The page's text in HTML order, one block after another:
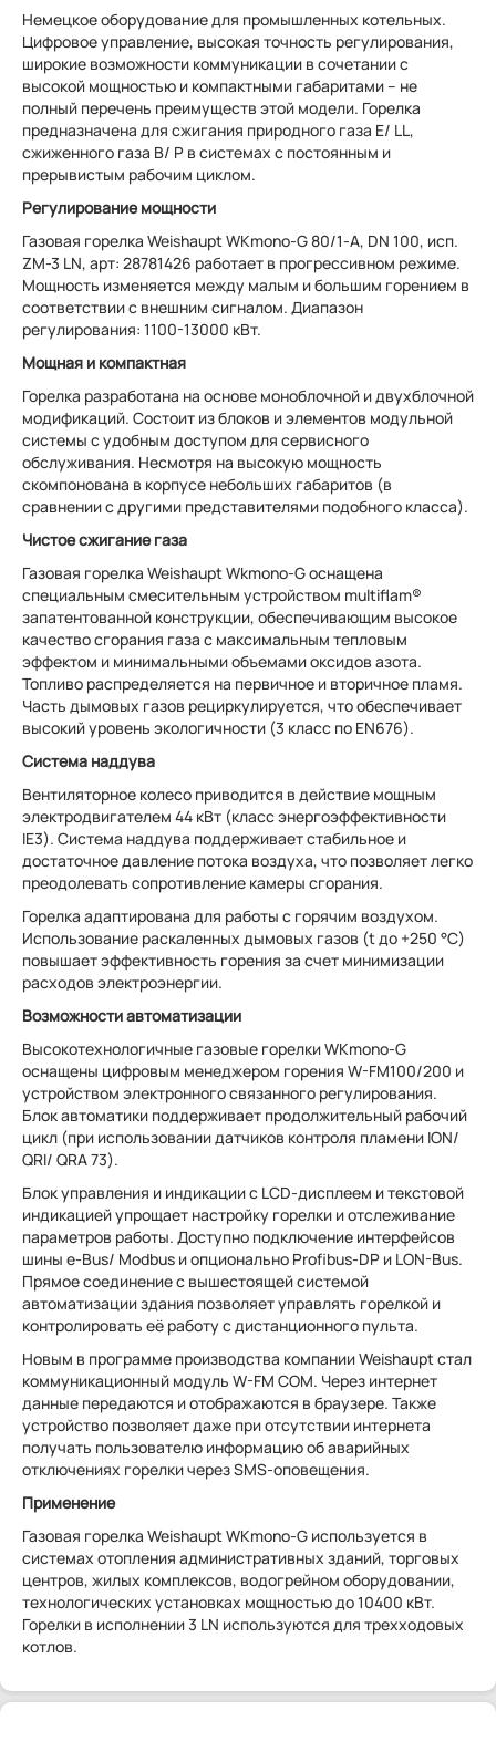
Немецкое оборудование для промышленных котельных.
Цифровое управление, высокая точность регулирования,
широкие возможности коммуникации в сочетании с
высокой мощностью и компактными габаритами – не
полный перечень преимуществ этой модели. Горелка
предназначена для сжигания природного газа E/ LL,
сжиженного газа В/ Р в системах с постоянным и
прерывистым рабочим циклом.
Регулирование мощности
Газовая горелка Weishaupt WKmono-G 80/1-A, DN 100, исп.
ZM-3 LN, арт: 28781426 работает в прогрессивном режиме.
Мощность изменяется между малым и большим горением в
соответствии с внешним сигналом. Диапазон
регулирования: 1100-13000 кВт.
Мощная и компактная
Горелка разработана на основе моноблочной и двухблочной
модификаций. Состоит из блоков и элементов модульной
системы с удобным доступом для сервисного
обслуживания. Несмотря на высокую мощность
скомпонована в корпусе небольших габаритов (в
сравнении с другими представителями подобного класса).
Чистое сжигание газа
Газовая горелка Weishaupt Wkmono-G оснащена
специальным смесительным устройством multiflam®
запатентованной конструкции, обеспечивающим высокое
качество сгорания газа с максимальным тепловым
эффектом и минимальными объемами оксидов азота.
Топливо распределяется на первичное и вторичное пламя.
Часть дымовых газов рециркулируется, что обеспечивает
высокий уровень экологичности (3 класс по EN676).
Система наддува
Вентиляторное колесо приводится в действие мощным
электродвигателем 44 кВт (класс энергоэффективности
IE3). Система наддува поддерживает стабильное и
достаточное давление потока воздуха, что позволяет легко
преодолевать сопротивление камеры сгорания.
Горелка адаптирована для работы с горячим воздухом.
Использование раскаленных дымовых газов (t до +250 °C)
повышает эффективность горения за счет минимизации
расходов электроэнергии.
Возможности автоматизации
Высокотехнологичные газовые горелки WKmono-G
оснащены цифровым менеджером горения W-FM100/200 и
устройством электронного связанного регулирования.
Блок автоматики поддерживает продолжительный рабочий
цикл (при использовании датчиков контроля пламени ION/
QRI/ QRA 73).
Блок управления и индикации с LCD-дисплеем и текстовой
индикацией упрощает настройку горелки и отслеживание
параметров работы. Доступно подключение интерфейсов
шины e-Bus/ Modbus и опционально Profibus-DP и LON-Bus.
Прямое соединение с вышестоящей системой
автоматизации здания позволяет управлять горелкой и
контролировать её работу с дистанционного пульта.
Новым в программе производства компании Weishaupt стал
коммуникационный модуль W-FM COM. Через интернет
данные передаются и отображаются в браузере. Также
устройство позволяет даже при отсутствии интернета
получать пользователю информацию об аварийных
отключениях горелки через SMS-оповещения.
Применение
Газовая горелка Weishaupt WKmono-G используется в
системах отопления административных зданий, торговых
центров, жилых комплексов, водогрейном оборудовании,
технологических установках мощностью до 10400 кВт.
Горелки в исполнении 3 LN используются для трехходовых
котлов.